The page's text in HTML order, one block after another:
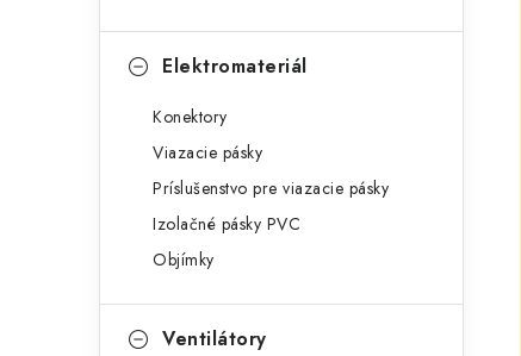
Elektromateriál
Konektory
Viazacie pásky
Príslušenstvo pre viazacie pásky
Izolačné pásky PVC
Objímky
Ventilátory